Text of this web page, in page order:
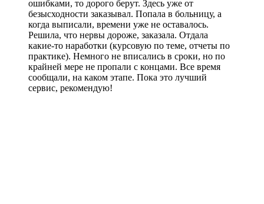
ошибками, то дорого берут. Здесь уже от
безысходности заказывал. Попала в больницу, а
когда выписали, времени уже не оставалось.
Решила, что нервы дороже, заказала. Отдала
какие-то наработки (курсовую по теме, отчеты по
практике). Немного не вписались в сроки, но по
крайней мере не пропали с концами. Все время
сообщали, на каком этапе. Пока это лучший
сервис, рекомендую!